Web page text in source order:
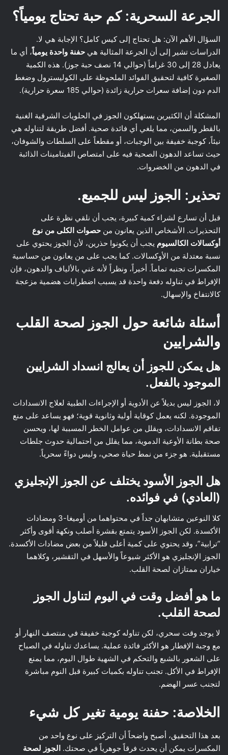
الجرعة السحرية: كم حبة تحتاج يومياً؟
السؤال الأهم الآن: هل تحتاج إلى كيس كامل؟ الإجابة هي لا.
الدراسات تشير إلى أن الجرعة المثالية هي حفنة واحدة يومياً، أي ما
يعادل 28 إلى 30 غراماً (حوالي 14 نصف حبة جوز). هذه الكمية
الصغيرة كافية لتحقيق الفوائد الملحوظة على الكوليسترول وضغط
الدم دون إضافة سعرات حرارية زائدة (حوالي 185 سعرة حرارية).
المشكلة أن الكثيرين يستهلكون الجوز في الحلويات الشرقية الغنية
بالقطر والسمن، مما يلغي أي فائدة صحية. أفضل طريقة لتناوله هي
نيئاً، كوجبة خفيفة بين الوجبات، أو مقطعاً على السلطات والشوفان،
حيث تساعد الدهون الصحية فيه على امتصاص الفيتامينات الذائبة
في الدهون من الخضروات.
تحذير: الجوز ليس للجميع.
قبل أن تسارع لشراء كمية كبيرة، يجب أن نلقي نظرة على
التحذيرات. الأشخاص الذين يعانون من حصوات الكلى من نوع
أوكسالات الكالسيوم يجب أن يكونوا حذرين، لأن الجوز يحتوي على
نسبة معتدلة من الأوكسالات. كما يجب على من يعانون من حساسية
المكسرات تجنبه تماماً. أخيراً، ونظراً لأنه غني بالألياف والدهون، فإن
الإفراط في تناوله دفعة واحدة قد يسبب اضطرابات هضمية مزعجة
كالانتفاخ والإسهال.
أسئلة شائعة حول الجوز لصحة القلب
والشرايين
هل يمكن للجوز أن يعالج انسداد الشرايين
الموجود بالفعل.
لا، الجوز ليس بديلاً عن الأدوية أو الإجراءات الطبية لعلاج الانسدادات
الموجودة. لكنه يعمل كوقاية أولية وثانوية قوية؛ فهو يساعد على منع
تفاقم الانسدادات، ويقلل من عوامل الخطر المسببة لها، ويحسن
صحة بطانة الأوعية الدموية، مما يقلل من احتمالية حدوث جلطات
مستقبلية. هو جزء من نمط حياة صحي، وليس دواءً سحرياً.
هل الجوز الأسود يختلف عن الجوز الإنجليزي
(العادي) في فوائده.
كلا النوعين متشابهان جداً في محتواهما من أوميغا-3 ومضادات
الأكسدة. لكن الجوز الأسود يتمتع بقشرة أصلب ونكهة أقوى وأكثر
“ترابية”، وقد يحتوي على كمية أعلى قليلاً من بعض مضادات الأكسدة.
الجوز الإنجليزي هو الأكثر شيوعاً والأسهل في التقشير، وكلاهما
خياران ممتازان لصحة القلب.
ما هو أفضل وقت في اليوم لتناول الجوز
لصحة القلب.
لا يوجد وقت سحري، لكن تناوله كوجبة خفيفة في منتصف النهار أو
مع وجبة الإفطار هو الأكثر فائدة عملية. يساعدك تناوله في الصباح
على الشعور بالشبع والتحكم في الشهية طوال اليوم، مما يمنع
الإفراط في الأكل. تجنب تناوله بكميات كبيرة قبل النوم مباشرة
لتجنب عسر الهضم.
الخلاصة: حفنة يومية تغير كل شيء
بعد هذا التحقيق، أصبح واضحاً أن التركيز على نوع واحد من
المكسرات يمكن أن يحدث فرقاً جوهرياً في صحتك. الجوز لصحة